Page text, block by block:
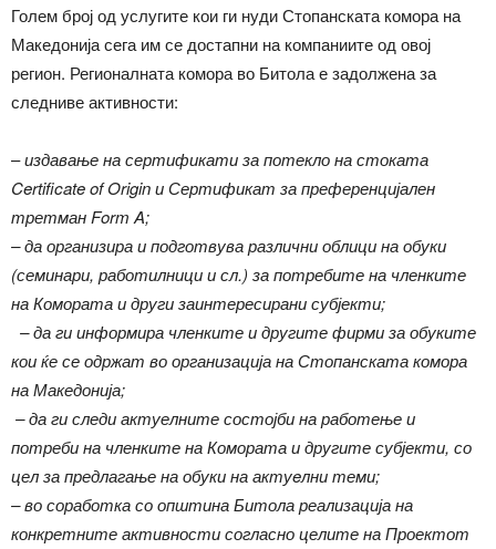
Голем број од услугите кои ги нуди Стопанската комора на
Македонија сега им се достапни на компаниите од овој
регион. Регионалната комора во Битола е задолжена за
следниве активности:
–издавање на сертификати за потекло на стоката
Certificate of Origin и Сертификат за преференцијален
третман Form A;
– да организира и подготвува различни облици на обуки
(семинари, работилници и сл.) за потребите на членките
на Комората и други заинтересирани субјекти;
– да ги информира членките и другите фирми за обуките
кои ќе се одржат во организација на Стопанската комора
на Македонија;
– да ги следи актуелните состојби на работење и
потреби на членките на Комората и другите субјекти, со
цел за предлагање на обуки на актуeлни теми;
– во соработка со општина Битола реализација на
конкретните активности согласно целите на Проектот